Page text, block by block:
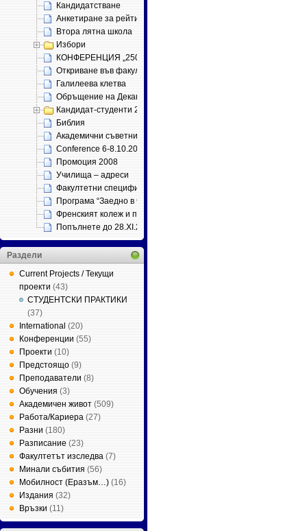
Кандидатстване
Анкетиране за рейтинг
Втора лятна школа
Избори
КОНФЕРЕНЦИЯ „250 ГОДИНИ „ИСТОРИЯ
Откриване във факултета
Галилеева клетва
Обръщение на Декана
Кандидат-студенти 2013
Библия
Академични съветници
Conference 6-8.10.2011
Промоция 2008
Училища – адреси
Факултетни специфични изисквания по ЗРАС
Програма “Заедно в час”
Френският колеж и проф. Петър Динеков
Попълнете до 28.ХІ.2012
Раздели
Current Projects / Текущи
проекти (43)
СТУДЕНТСКИ ПРАКТИКИ
(37)
International (20)
Конференции (55)
Проекти (10)
Предстоящо (9)
Преподаватели (8)
Обучения (3)
Академичен живот (509)
Работа/Кариера (27)
Разни (180)
Разписание (23)
Факултетът изследва (7)
Минали събития (56)
Мобилност (Еразъм…) (16)
Издания (32)
Връзки (11)